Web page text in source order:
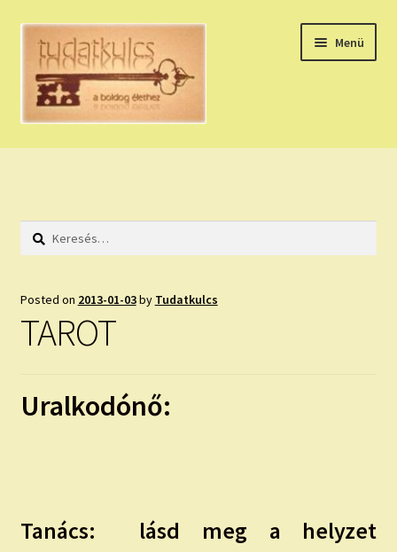
Ugrás
navigációhoz
Kilépés
tartalomba
Menü
HÚZZ EGY KÁRTYÁT!
HOLDNAPTÁR
NAPI ASZTROLÓGIA
IRATKOZZ FEL A VIDEÓ CSATORNÁNKRA!
Keresés:
Posted on 2013-01-03by Tudatkulcs
TAROT
Uralkodónő:
Tanács:
lásd meg a helyzet